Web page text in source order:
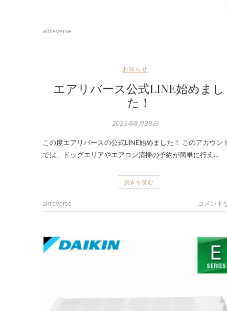
airreverse
お知らせ
エアリバース公式LINE始めまし
た！
2025年8月28日
この度エアリバースの公式LINE始めました！ このアカウン
では、ドッグエリアやエアコン清掃の予約が簡単に行え…
続きを読む
airreverse コメント